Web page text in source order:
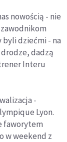
nowością - nie
dziećmi - na
dadzą
Interu
-
Lyon.
faworytem
w weekend z